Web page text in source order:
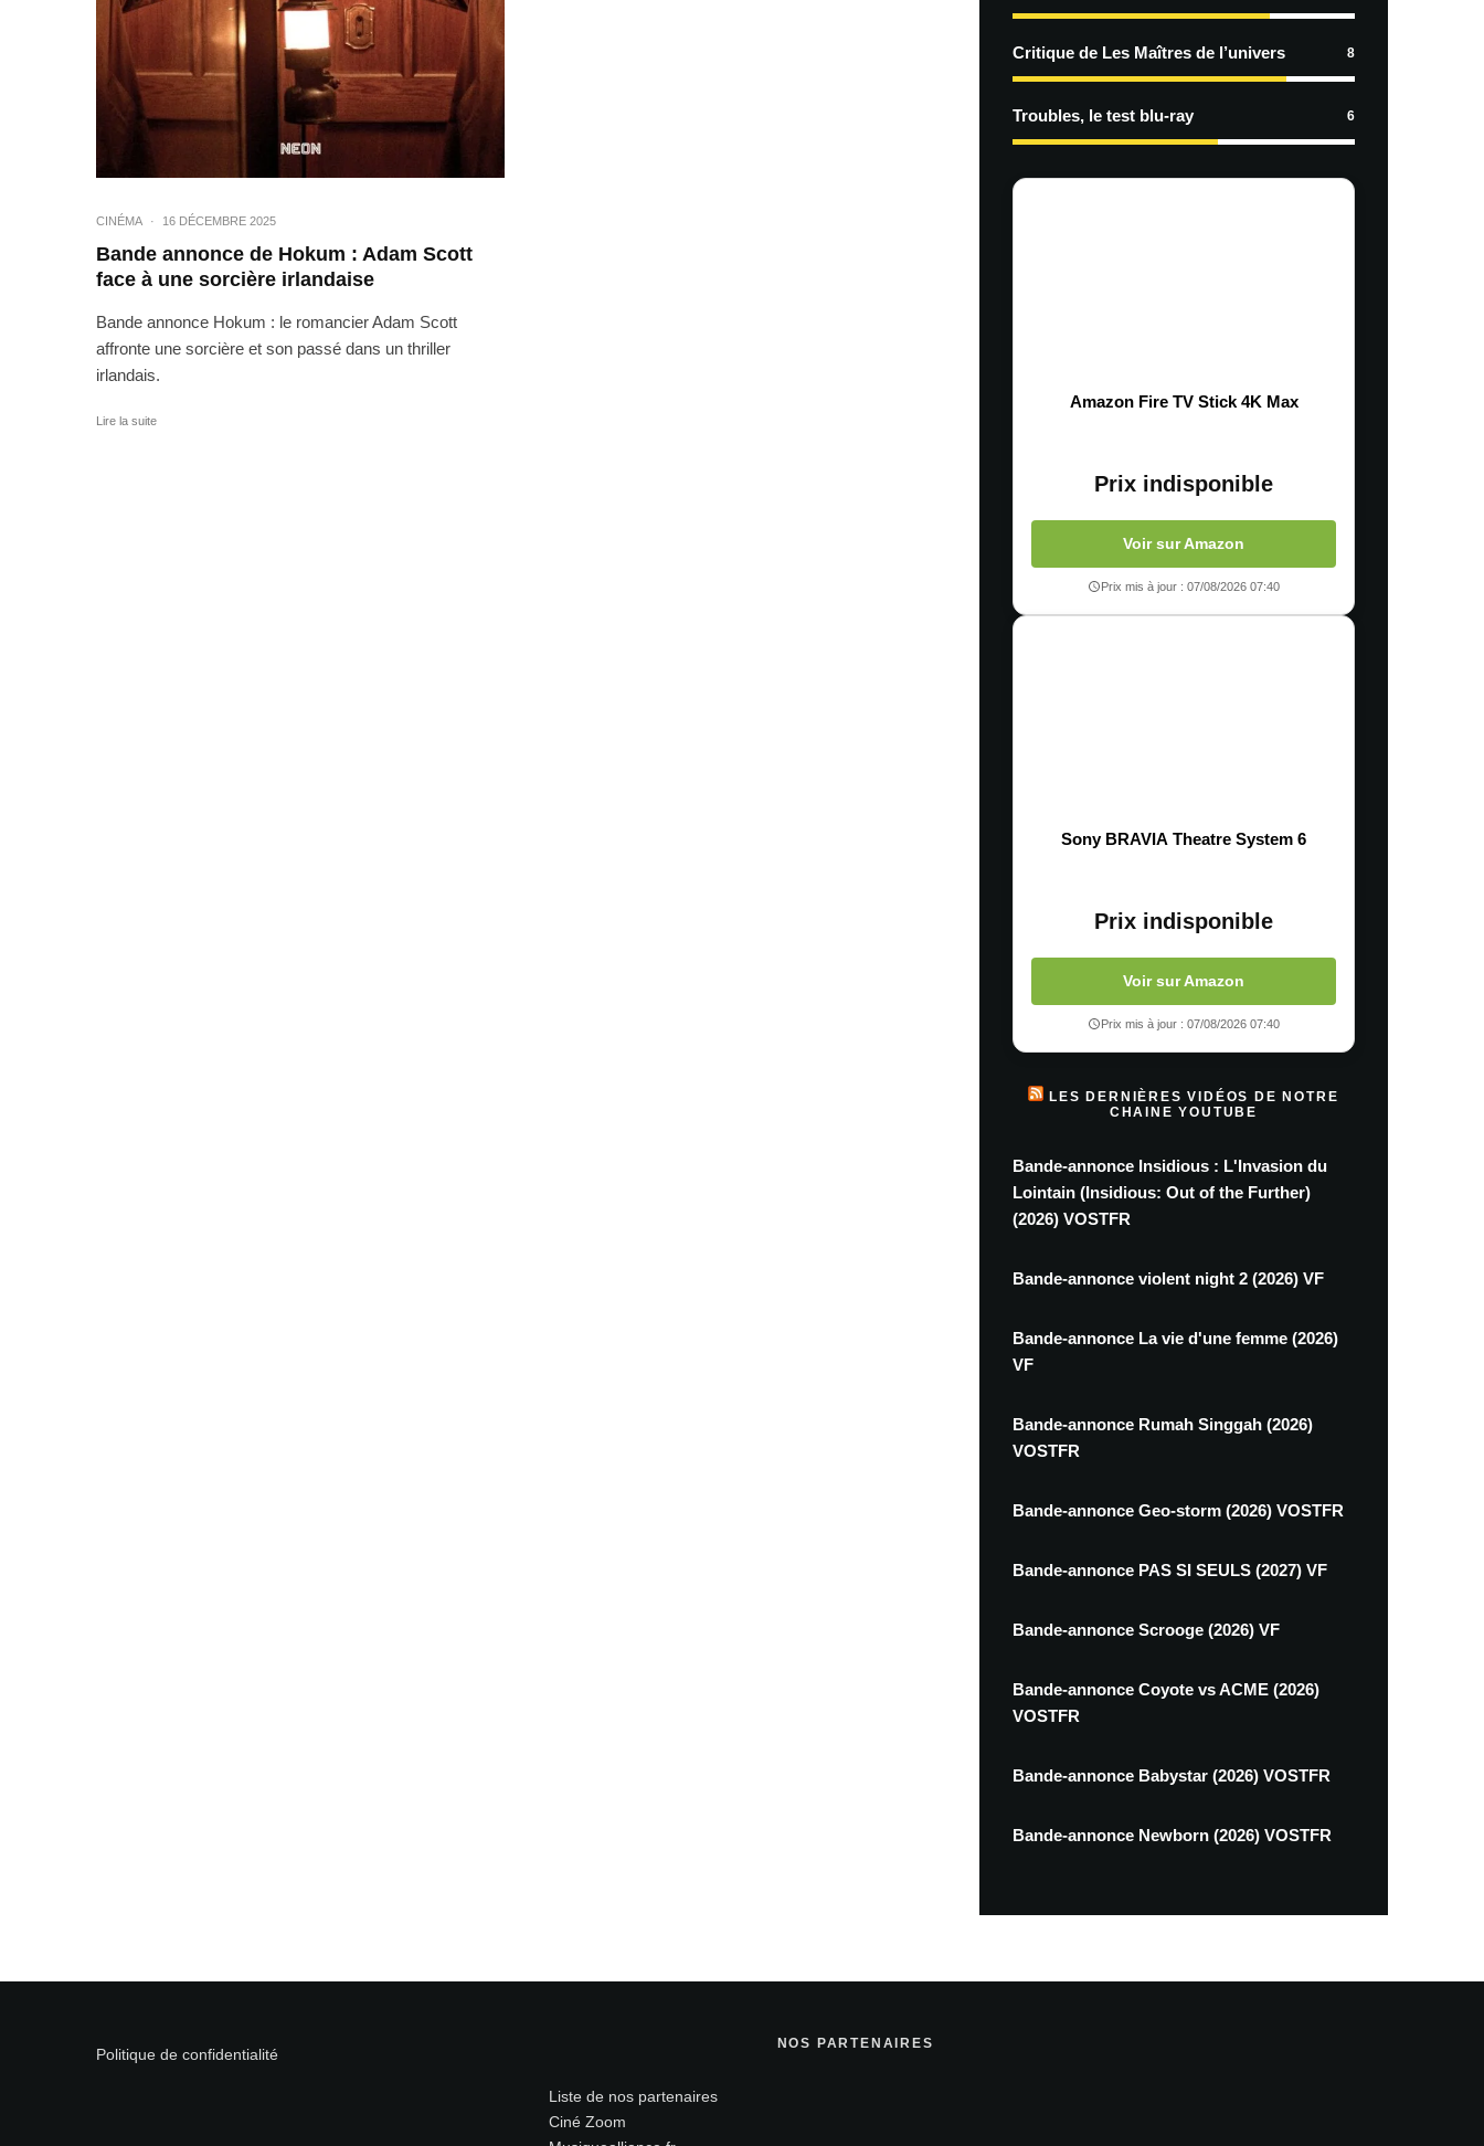
CINÉMA · 16 DÉCEMBRE 2025
Bande annonce de Hokum : Adam Scott
face à une sorcière irlandaise
Bande annonce Hokum : le romancier Adam Scott
affronte une sorcière et son passé dans un thriller
irlandais.
Lire la suite
Critique de Les Maîtres de l’univers 8
Troubles, le test blu-ray 6
Amazon Fire TV Stick 4K Max
Prix indisponible
Voir sur Amazon
Prix mis à jour : 07/08/2026 07:40
Sony BRAVIA Theatre System 6
Prix indisponible
Voir sur Amazon
Prix mis à jour : 07/08/2026 07:40
LES DERNIÈRES VIDÉOS DE NOTRE
CHAINE YOUTUBE
Bande-annonce Insidious : L'Invasion du
Lointain (Insidious: Out of the Further)
(2026) VOSTFR
Bande-annonce violent night 2 (2026) VF
Bande-annonce La vie d'une femme (2026)
VF
Bande-annonce Rumah Singgah (2026)
VOSTFR
Bande-annonce Geo-storm (2026) VOSTFR
Bande-annonce PAS SI SEULS (2027) VF
Bande-annonce Scrooge (2026) VF
Bande-annonce Coyote vs ACME (2026)
VOSTFR
Bande-annonce Babystar (2026) VOSTFR
Bande-annonce Newborn (2026) VOSTFR
Politique de confidentialité
NOS PARTENAIRES
Liste de nos partenaires
Ciné Zoom